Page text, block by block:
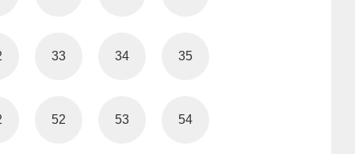
33 34 35
52 53 54